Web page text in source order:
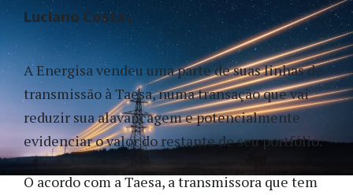
A Energisa vendeu uma parte de suas linhas de
transmissão à Taesa, numa transação que vai
reduzir sua alavancagem e potencialmente
evidenciar o valor do restante de seu portfólio.
O acordo com a Taesa, a transmissora que tem
Luciano Costa